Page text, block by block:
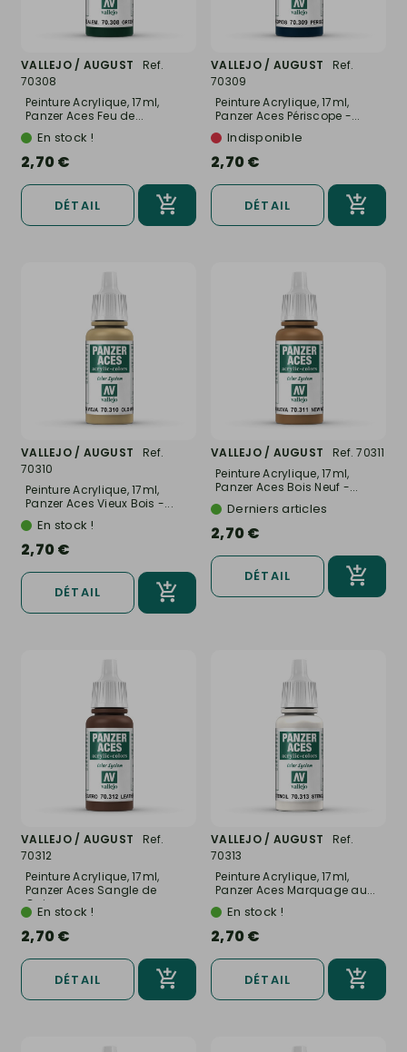
VALLEJO / AUGUST
Ref.
70308
Peinture Acrylique, 17ml,
Panzer Aces Feu de...
En stock !
2,70 €
DÉTAIL
VALLEJO / AUGUST
Ref.
70309
Peinture Acrylique, 17ml,
Panzer Aces Périscope -...
Indisponible
2,70 €
DÉTAIL
VALLEJO / AUGUST
Ref.
70310
Peinture Acrylique, 17ml,
Panzer Aces Vieux Bois -...
En stock !
2,70 €
DÉTAIL
VALLEJO / AUGUST
Ref. 70311
Peinture Acrylique, 17ml,
Panzer Aces Bois Neuf -...
Derniers articles
2,70 €
DÉTAIL
VALLEJO / AUGUST
Ref.
70312
Peinture Acrylique, 17ml,
Panzer Aces Sangle de
Cuir...En stock !
2,70 €
DÉTAIL
VALLEJO / AUGUST
Ref.
70313
Peinture Acrylique, 17ml,
Panzer Aces Marquage au...
En stock !
2,70 €
DÉTAIL